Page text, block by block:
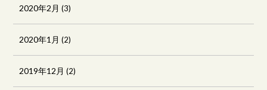
2020年2月 (3)
2020年1月 (2)
2019年12月 (2)